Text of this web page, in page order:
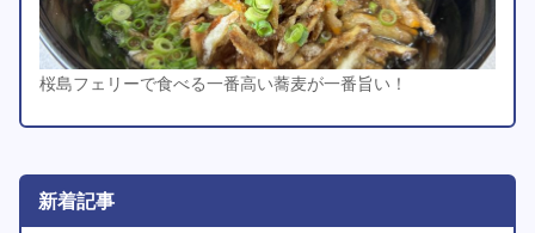
桜島フェリーで食べる一番高い蕎麦が一番旨い！
新着記事